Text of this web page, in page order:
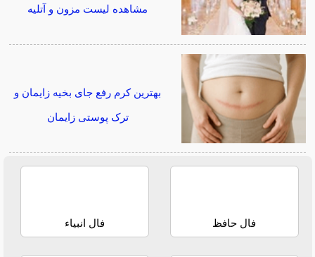
مشاهده لیست مزون و آتلیه
بهترین کرم رفع جای بخیه زایمان و
ترک پوستی زایمان
فال حافظ فال انبیاء